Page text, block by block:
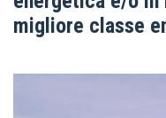
migliore classe